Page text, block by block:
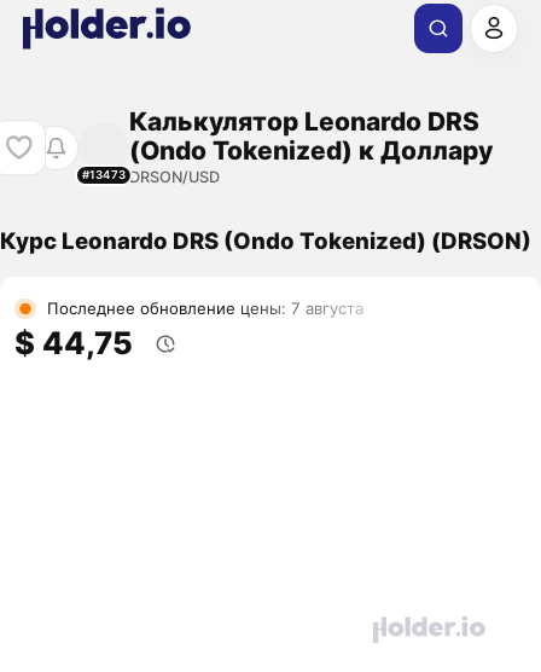
#13473
Калькулятор Leonardo DRS
(Ondo Tokenized) к Доллару
DRSON/USD
Курс Leonardo DRS (Ondo Tokenized) (DRSON)
Последнее обновление цены: 7 августа
$ 44,75